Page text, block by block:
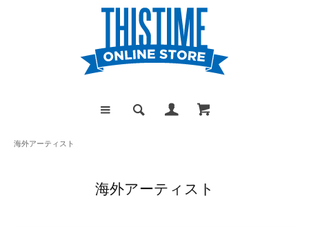
海外アーティスト
海外アーティスト